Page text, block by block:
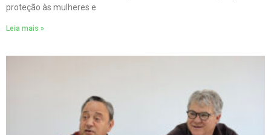
proteção às mulheres e
Leia mais »